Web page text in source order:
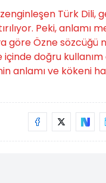
Türk Dili,
Peki, anlamı
göre Özne sözcüğü
doğru kullanım
anlamı ve kökeni